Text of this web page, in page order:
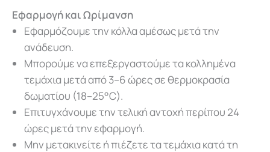
Εφαρμογή και Ωρίμανση
Εφαρμόζουμε την κόλλα αμέσως μετά την
ανάδευση.
Μπορούμε να επεξεργαστούμε τα κολλημένα
τεμάχια μετά από 3–6 ώρες σε θερμοκρασία
δωματίου (18–25°C).
Επιτυγχάνουμε την τελική αντοχή περίπου 24
ώρες μετά την εφαρμογή.
Μην μετακινείτε ή πιέζετε τα τεμάχια κατά τη